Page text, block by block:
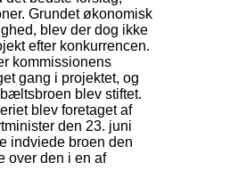
Grundet økonomisk
blev der dog ikke
efter konkurrencen.
kommissionens
gang i projektet, og
blev stiftet.
blev foretaget af
den 23. juni
indviede broen den
over den i en af